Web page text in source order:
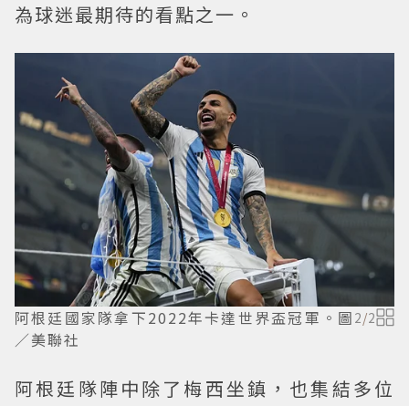
為球迷最期待的看點之一。
阿根廷國家隊拿下2022年卡達世界盃冠軍。圖
／美聯社
2/2
阿根廷隊陣中除了梅西坐鎮，也集結多位